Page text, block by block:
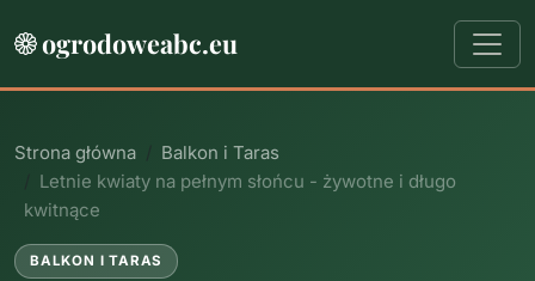
ogrodoweabc.eu
Strona główna
Balkon i Taras
Letnie kwiaty na pełnym słońcu - żywotne i długo
kwitnące
BALKON I TARAS